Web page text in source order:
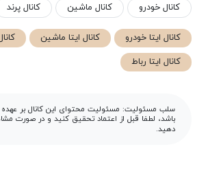
کانال خودرو کانال ماشین کانال پرند
کانال ایتا خودرو کانال ایتا ماشین
کانال ایتا رباط
سلب مسئولیت: مسئولیت محتوای این کانال بر
باشد، لطفا قبل از اعتماد تحقیق کنید و در صورت
دهید.